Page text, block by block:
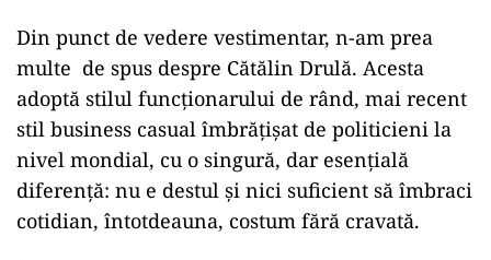
Din punct de vedere vestimentar, n-am prea
multe de spus despre Cătălin Drulă. Acesta
adoptă stilul funcționarului de rând, mai recent
stil business casual îmbrățișat de politicieni la
nivel mondial, cu o singură, dar esențială
diferență: nu e destul și nici suficient să îmbraci
cotidian, întotdeauna, costum fără cravată.